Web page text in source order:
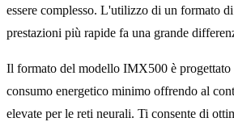
essere complesso. L'utilizzo di un formato
prestazioni più rapide fa una grande
Il formato del modello IMX500 è progettato
consumo energetico minimo offrendo al
elevate per le reti neurali. Ti consente di